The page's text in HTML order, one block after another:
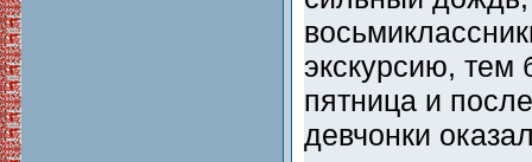
экскурсию, тем
пятница и
девчонки